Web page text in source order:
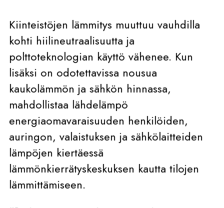
Kiinteistöjen lämmitys muuttuu vauhdilla
kohti hiilineutraalisuutta ja
polttoteknologian käyttö vähenee. Kun
lisäksi on odotettavissa nousua
kaukolämmön ja sähkön hinnassa,
mahdollistaa lähdelämpö
energiaomavaraisuuden henkilöiden,
auringon, valaistuksen ja sähkölaitteiden
lämpöjen kiertäessä
lämmönkierrätyskeskuksen kautta tilojen
lämmittämiseen.